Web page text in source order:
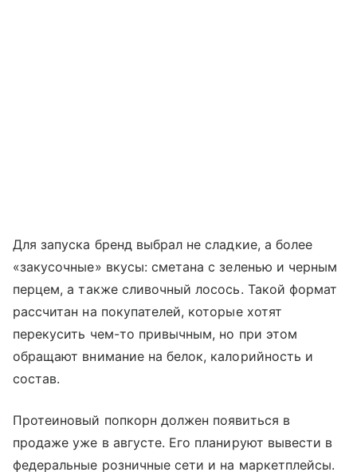
Для запуска бренд выбрал не сладкие, а более
«закусочные» вкусы: сметана с зеленью и черным
перцем, а также сливочный лосось. Такой формат
рассчитан на покупателей, которые хотят
перекусить чем-то привычным, но при этом
обращают внимание на белок, калорийность и
состав.
Протеиновый попкорн должен появиться в
продаже уже в августе. Его планируют вывести в
федеральные розничные сети и на маркетплейсы.